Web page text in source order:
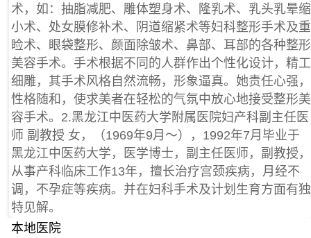
术，如：抽脂减肥、雕体塑身术、隆乳术、乳头乳晕缩
小术、处女膜修补术、阴道缩紧术等妇科整形手术及重
睑术、眼袋整形、颜面除皱术、鼻部、耳部的各种整形
美容手术。手术根据不同的人群作出个性化设计，精工
细雕，其手术风格自然流畅，形象逼真。她责任心强，
性格随和，使求美者在轻松的气氛中放心地接受整形美
容手术。2.黑龙江中医药大学附属医院妇产科副主任医
师 副教授 女，（1969年9月～），1992年7月毕业于
黑龙江中医药大学，医学博士，副主任医师，副教授，
从事产科临床工作13年，擅长治疗宫颈疾病，月经不
调，不孕症等疾病。并在妇科手术及计划生育方面有独
特见解。
本地医院